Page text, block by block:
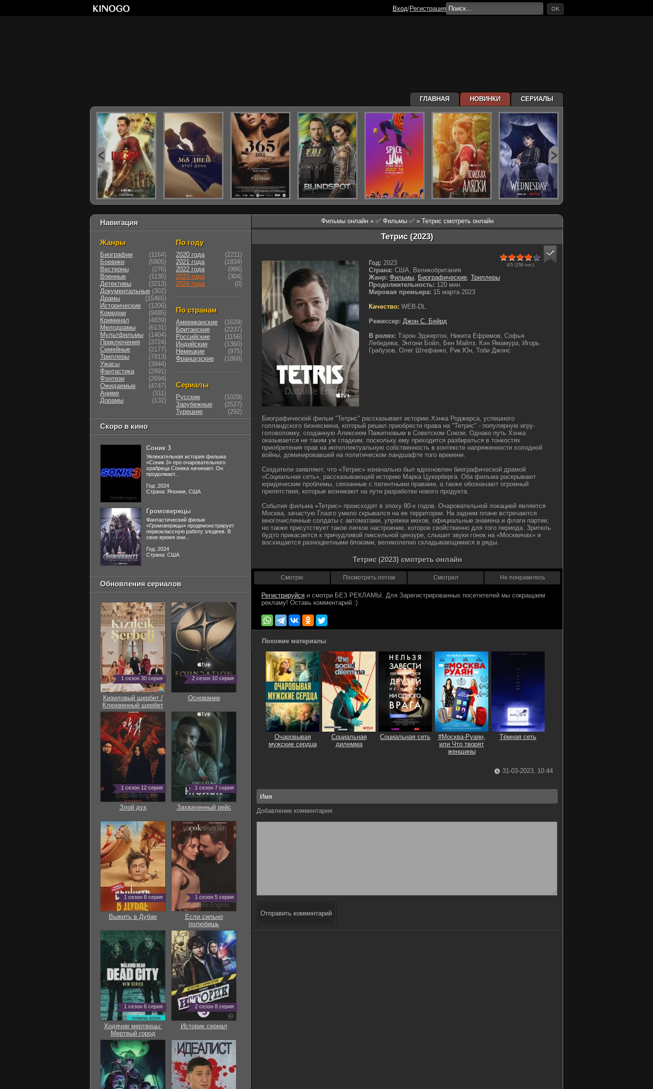
Фильмы онлайн » ✅ Фильмы ✅ » Тетрис смотреть онлайн
Тетрис (2023)
4/5 (158гол.)
Год: 2023
Страна: США, Великобритания
Жанр: Фильмы, Биографические, Триллеры
Продолжительность: 120 мин.
Мировая премьера: 15 марта 2023
Качество: WEB-DL
Режиссер: Джон С. Бейрд
В ролях: Тэрон Эджертон, Никита Ефремов, Софья
Лебедева, Энтони Бойл, Бен Майлз, Кэн Ямамура, Игорь
Грабузов, Олег Штефанко, Рик Юн, Тоби Джонс
Биографический фильм "Тетрис" рассказывает историю Хэнка Роджерса, успешного
голландского бизнесмена, который решил приобрести права на "Тетрис" - популярную игру-
головоломку, созданную Алексеем Пажитновым в Советском Союзе. Однако путь Хэнка
оказывается не таким уж гладким, поскольку ему приходится разбираться в тонкостях
приобретения прав на интеллектуальную собственность в контексте напряженности холодной
войны, доминировавшей на политическом ландшафте того времени.
Создатели заявляют, что «Тетрис» изначально был вдохновлен биографической драмой
«Социальная сеть», рассказывающей историю Марка Цукерберга. Оба фильма раскрывают
юридические проблемы, связанные с патентными правами, а также обозначают огромный
препятствия, которые возникают на пути разработки нового продукта.
События фильма «Тетрис» происходят в эпоху 80-х годов. Очаровательной локацией является
Москва, зачастую Глазго умело скрывался на ее территории. На заднем плане встречаются
многочисленные солдаты с автоматами, упряжки мехов, официальные знамена и флаги партии,
но также присутствует такое легкое настроение, которое свойственно для того периода. Зритель
будто прикасается к причудливой пиксельной цензуре, слышит звуки гонок на «Москвичах» и
восхищается разноцветными блоками, великолепно складывающимися в ряды.
Тетрис (2023) смотреть онлайн
Смотрю Посмотреть потом Смотрел Не понравилось
Регистрируйся
Похожие материалы:
Очаровывая
мужские сердца
Социальная
дилемма
Социальная сеть
#Москва-Руаян,
или Что творят
женщины
Тёмная сеть
31-03-2023, 10:44
Добавление комментария
Отправить комментарий
Навигация
Жанры
Биографии
(1164)
Боевики
(5905)
Вестерны
(276)
Военные
(1135)
Детективы
(3213)
Документальные (302)
Драмы
(15465)
Исторические
(1206)
Комедии
(9485)
Криминал
(4839)
Мелодрамы
(6131)
Мультфильмы
(1404)
Приключения
(3724)
Семейные
(2177)
Триллеры
(7813)
Ужасы
(3944)
Фантастика
(2891)
Фэнтези
(2694)
Ожидаемые
(4747)
Аниме
(311)
Дорамы
(132)
По году
2020 года
(2211)
2021 года
(1834)
2022 года
(986)
2023 года
(304)
2024 года
(0)
По странам
Американские
(1629)
Британские
(2237)
Российские
(1156)
Индийские
(1360)
Немецкие
(975)
Французские
(1868)
Сериалы
Русские
(1029)
Зарубежные
(2527)
Турецкие
(292)
Скоро в кино
Соник 3
Увлекательная история фильма
«Соник 3» про очаровательного
храбреца Соника начинает. Он
продолжает...
Год: 2024
Страна: Япония, США
Громовержцы
Фантастический фильм
«Громовержцы» продемонстрирует
первоклассную работу злодеев. В
свое время они...
Год: 2024
Страна: США
Обновления сериалов
1 сезон 30 серия
Кизиловый щербет /
Клюквенный щербет
2 сезон 10 серия
Основание
1 сезон 12 серия
Злой дух
1 сезон 7 серия
Захваченный рейс
1 сезон 8 серия
Выжить в Дубае
1 сезон 5 серия
Если сильно
полюбишь
1 сезон 6 серия
Ходячие мертвецы:
Мертвый город
2 сезон 8 серия
Историк сериал
ГЛАВНАЯ НОВИНКИ СЕРИАЛЫ
Вход/Регистрация OK